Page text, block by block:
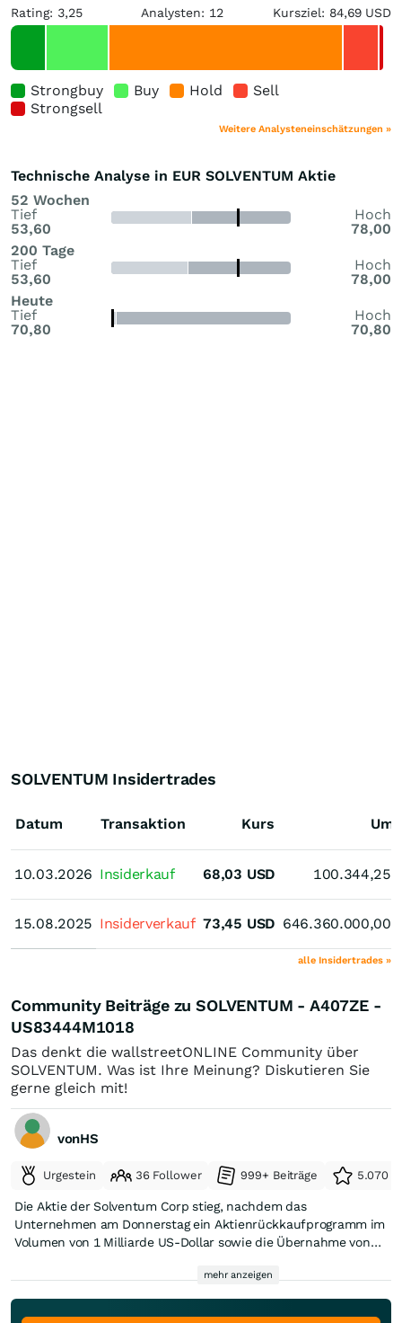
Rating: 3,25 Analysten: 12 Kursziel: 84,69 USD
Strongbuy Buy Hold
Sell
Strongsell
Weitere Analysteneinschätzungen »
Technische Analyse in EUR SOLVENTUM Aktie
52 Wochen
Tief
53,60
Hoch
78,00
200 Tage
Tief
53,60
Hoch
78,00
Heute
Tief
70,80
Hoch
70,80
SOLVENTUM Insidertrades
Datum
10.03.2026
15.08.2025
Transaktion Kurs
10.03.2026 Insiderkauf 68,03 USD 100.344,25
15.08.2025 Insiderverkauf 73,45 USD 646.360.000,00
alle Insidertrades »
Community Beiträge zu SOLVENTUM - A407ZE -
US83444M1018
Das denkt die wallstreetONLINE Community über
SOLVENTUM. Was ist Ihre Meinung? Diskutieren Sie
gerne gleich mit!
vonHS
Urgestein 36 Follower 999+ Beiträge 5.070
Die Aktie der Solventum Corp stieg, nachdem das
Unternehmen am Donnerstag ein Aktienrückkaufprogramm im
Volumen von 1 Milliarde US-Dollar sowie die Übernahme von
https://de.investing.com/news/stock-market-
news/solventumaktie-steigt-nach-ankundigung-von-
mehr anzeigen